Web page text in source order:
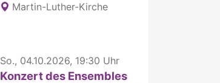
Martin-Luther-Kirche
So., 04.10.2026, 19:30 Uhr
Konzert des Ensembles